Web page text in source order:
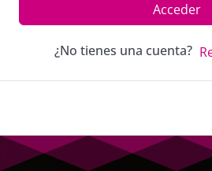
Acceder
¿No tienes una cuenta?